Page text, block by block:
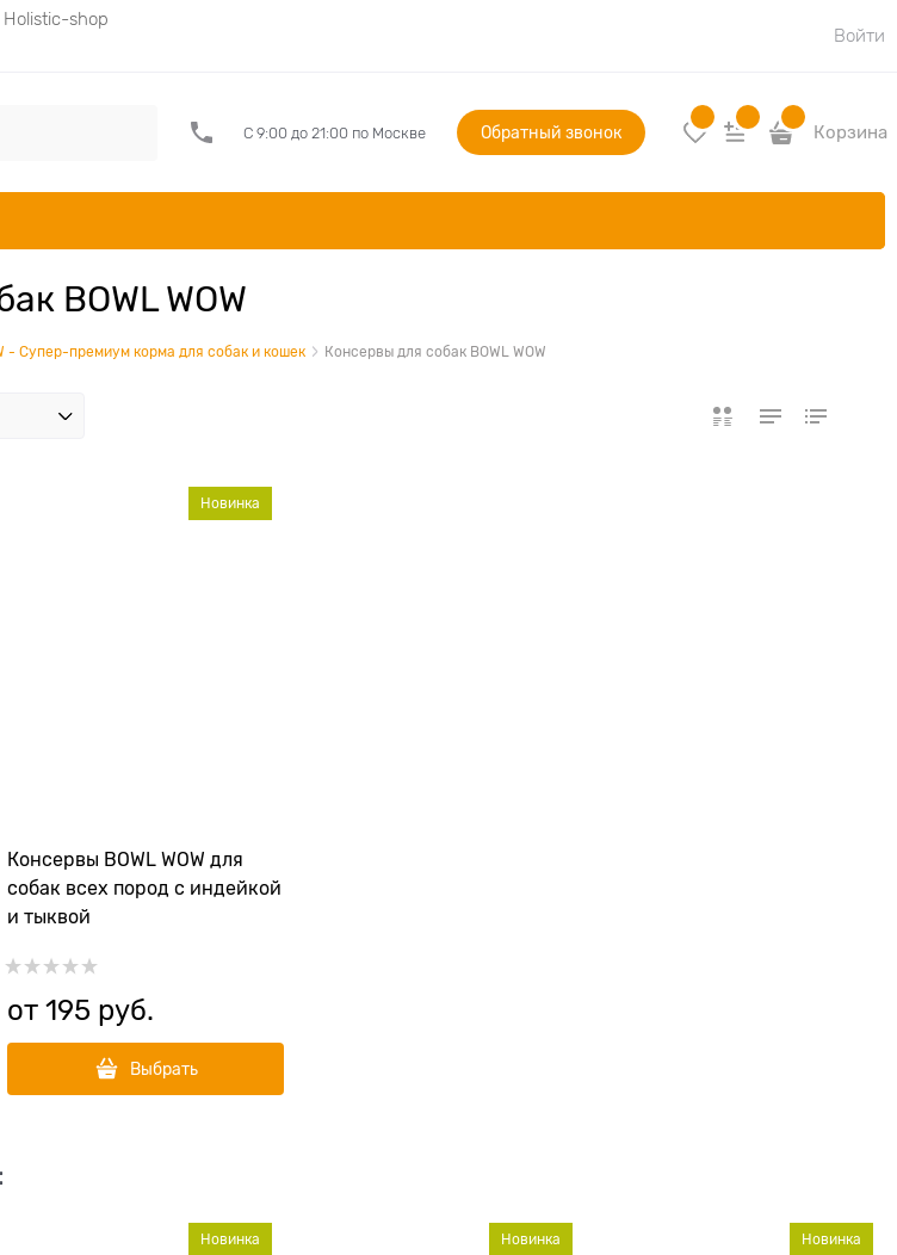
shop
Войти
С 9:00 до 21:00 по Москве Обратный звонок Корзина
BOWL WOW
- Супер-премиум корма для собак и кошек Консервы для собак BOWL WOW
Консервы BOWL WOW для
собак всех пород с индейкой
и тыквой
Новинка
от 195 руб.
Выбрать
Новинка Новинка Новинка